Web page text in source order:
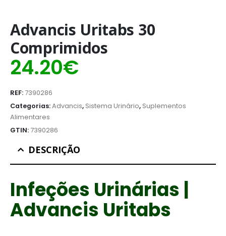
Advancis Uritabs 30
Comprimidos
24.20€
REF: 7390286
Categorias:Advancis, Sistema Urinário, Suplementos
Alimentares
GTIN: 7390286
DESCRIÇÃO
Infeções Urinárias |
Advancis Uritabs